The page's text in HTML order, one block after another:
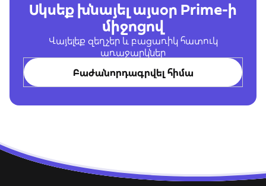
Սկսեք խնայել այսօր Prime-ի
միջոցով
Վայելեք զեղչեր և բացառիկ հատուկ
առաջարկներ
Բաժանորդագրվել հիմա